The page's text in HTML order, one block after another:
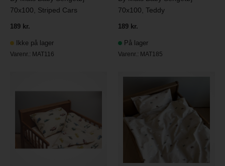
70x100, Striped Cars
189 kr.
Ikke på lager
Varenr.: MAT116
70x100, Teddy
189 kr.
På lager
Varenr.: MAT185